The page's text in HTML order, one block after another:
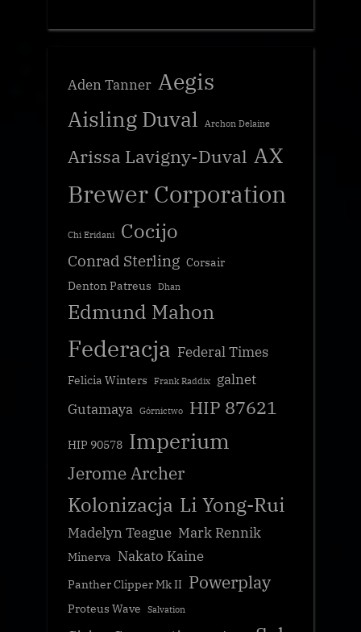
Aden Tanner Aegis
Aisling Duval Archon Delaine
Arissa Lavigny-Duval AX
Brewer Corporation
Chi Eridani Cocijo
Conrad Sterling Corsair
Denton Patreus
Dhan
Edmund Mahon
Federacja Federal Times
Felicia Winters Frank Raddix
galnet
Gutamaya Górnictwo HIP 87621
HIP 90578 Imperium
Jerome Archer
Kolonizacja Li Yong-Rui
Madelyn Teague Mark Rennik
Minerva Nakato Kaine
Panther Clipper Mk II Powerplay
Proteus Wave Salvation